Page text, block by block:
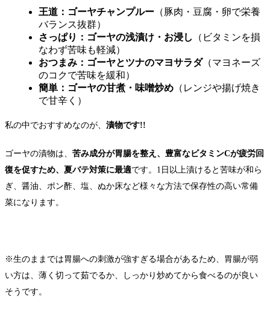
王道：ゴーヤチャンプルー （豚肉・豆腐・卵で栄養
バランス抜群）
さっぱり：ゴーヤの浅漬け・お浸し
（ビタミンを損
なわず苦味も軽減）
おつまみ：ゴーヤとツナのマヨサラダ（マヨネーズ
のコクで苦味を緩和）
簡単：ゴーヤの甘煮・味噌炒め （レンジや揚げ焼き
で甘辛く）
私の中でおすすめなのが、 漬物です!!
ゴーヤの漬物は、 苦み成分が胃腸を整え、豊富なビタミンCが疲労回
復を促すため、夏バテ対策に最適です。1日以上漬けると苦味が和ら
ぎ、醤油、ポン酢、塩、ぬか床など様々な方法で保存性の高い常備
菜になります。
※生のままでは胃腸への刺激が強すぎる場合があるため、胃腸が弱
い方は、薄く切って茹でるか、しっかり炒めてから食べるのが良い
そうです。